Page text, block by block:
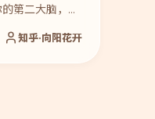
第二大脑，碎
这里！
知乎·向阳花开